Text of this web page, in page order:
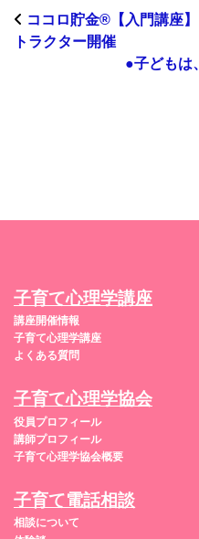
ココロ貯金®︎【入門講座
トラクター開催
●子どもは
子育て心理学講座
講座開催情報
子育て心理学講座
よくある質問
子育て心理学協会
役員プロフィール
講師プロフィール
子育て心理学協会概要
子育て電話相談
相談について